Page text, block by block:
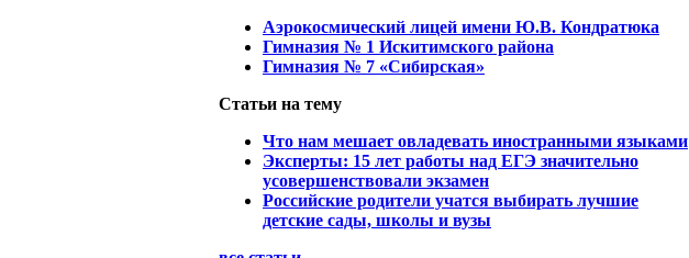
Аэрокосмический лицей имени Ю.В. Кондратюка
Гимназия № 1 Искитимского района
Гимназия № 7 «Сибирская»
Статьи на тему
Что нам мешает овладевать иностранными языками
Эксперты: 15 лет работы над ЕГЭ значительно
усовершенствовали экзамен
Российские родители учатся выбирать лучшие
детские сады, школы и вузы